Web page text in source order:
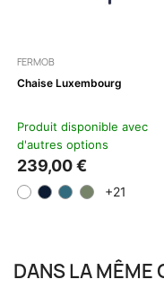
FERMOB
Chaise Luxembourg
Produit disponible avec
d'autres options
239,00 €
+21
DANS LA MÊME